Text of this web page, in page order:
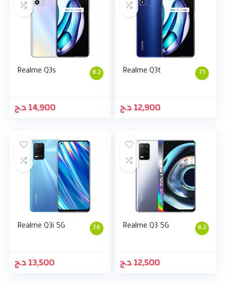
8.2
Realme Q3s
14,900د.ج
7.1
Realme Q3t
12,900د.ج
7.6
Realme Q3i 5G
13,500د.ج
8.2
Realme Q3 5G
12,500د.ج